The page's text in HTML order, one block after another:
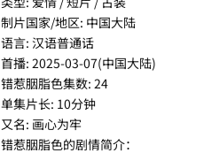
制片国家/地区: 中国大陆
语言: 汉语普通话
首播: 2025-03-07(中国大陆)
错惹胭脂色集数: 24
单集片长: 10分钟
又名: 画心为牢
错惹胭脂色的剧情简介：